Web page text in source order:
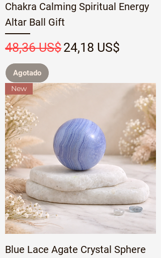
Chakra Calming Spiritual Energy
Altar Ball Gift
Precio
48,36 US$Precio de oferta
24,18 US$
Agotado
New
Blue Lace Agate Crystal Sphere